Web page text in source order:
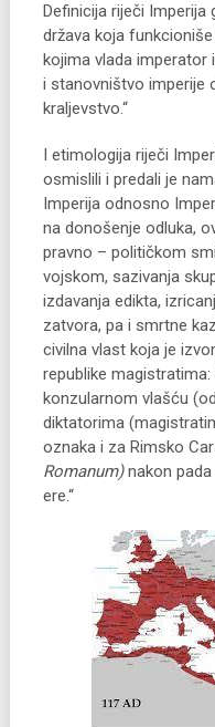
Definicija riječi Imperija
država koja
kojima vlada imperator
i stanovništvo imperije
kraljevstvo.“
I etimologija riječi
osmislili i predali je
Imperija odnosno
na donošenje odluka,
pravno – političkom
vojskom, sazivanja
izdavanja edikta,
zatvora, pa i smrtne
civilna vlast koja je
republike
konzularnom vlašću
diktatorima
oznaka i za Rimsko
Romanum)nakon pada
ere.“